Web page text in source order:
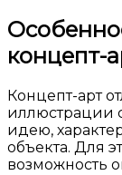
концепт-
Концепт-арт
иллюстрации
идею,
объекта. Для
возможность